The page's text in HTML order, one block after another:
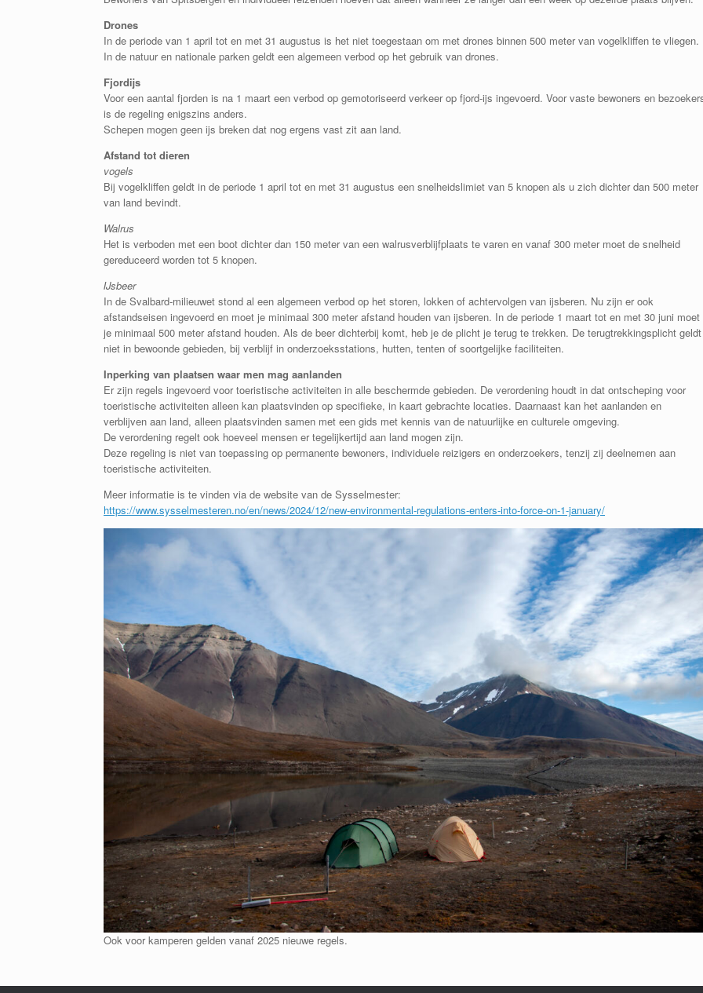
Drones
In de periode van 1 april tot en met 31 augustus is het niet toegestaan ​​om met drones binnen 500 meter van vogelkliffen te vliegen.
In de natuur en nationale parken geldt een algemeen verbod op het gebruik van drones.
Fjordijs
Voor een aantal fjorden is na 1 maart een verbod op gemotoriseerd verkeer op fjord-ijs ingevoerd. Voor vaste bewoners en
is de regeling enigszins anders.
Schepen mogen geen ijs breken dat nog ergens vast zit aan land.
Afstand tot dieren
vogels
Bij vogelkliffen geldt in de periode 1 april tot en met 31 augustus een snelheidslimiet van 5 knopen als u zich dichter dan 500 meter
van land bevindt.
Walrus
Het is verboden met een boot dichter dan 150 meter van een walrusverblijfplaats te varen en vanaf 300 meter moet de snelheid
gereduceerd worden tot 5 knopen.
IJsbeer
In de Svalbard-milieuwet stond al een algemeen verbod op het storen, lokken of achtervolgen van ijsberen. Nu zijn er ook
afstandseisen ingevoerd en moet je minimaal 300 meter afstand houden van ijsberen. In de periode 1 maart tot en met 30 juni moet
je minimaal 500 meter afstand houden. Als de beer dichterbij komt, heb je de plicht je terug te trekken. De terugtrekkingsplicht geldt
niet in bewoonde gebieden, bij verblijf in onderzoeksstations, hutten, tenten of soortgelijke faciliteiten.
Inperking van plaatsen waar men mag aanlanden
Er zijn regels ingevoerd voor toeristische activiteiten in alle beschermde gebieden. De verordening houdt in dat ontscheping voor
toeristische activiteiten alleen kan plaatsvinden op specifieke, in kaart gebrachte locaties. Daarnaast kan het aanlanden en
verblijven aan land, alleen plaatsvinden samen met een gids met kennis van de natuurlijke en culturele omgeving.
De verordening regelt ook hoeveel mensen er tegelijkertijd aan land mogen zijn.
Deze regeling is niet van toepassing op permanente bewoners, individuele reizigers en onderzoekers, tenzij zij deelnemen aan
toeristische activiteiten.
Meer informatie is te vinden via de website van de Sysselmester:
https://www.sysselmesteren.no/en/news/2024/12/new-environmental-regulations-enters-into-force-on-1-january/
Ook voor kamperen gelden vanaf 2025 nieuwe regels.